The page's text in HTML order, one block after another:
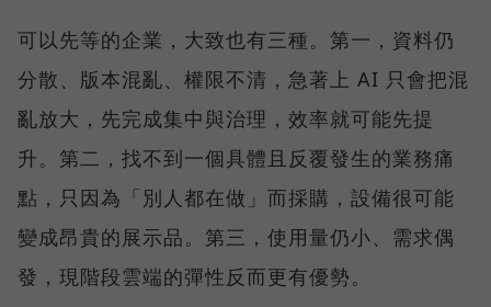
可以先等的企業，大致也有三種。第一，資料仍
分散、版本混亂、權限不清，急著上 AI 只會把混
亂放大，先完成集中與治理，效率就可能先提
升。第二，找不到一個具體且反覆發生的業務痛
點，只因為「別人都在做」而採購，設備很可能
變成昂貴的展示品。第三，使用量仍小、需求偶
發，現階段雲端的彈性反而更有優勢。